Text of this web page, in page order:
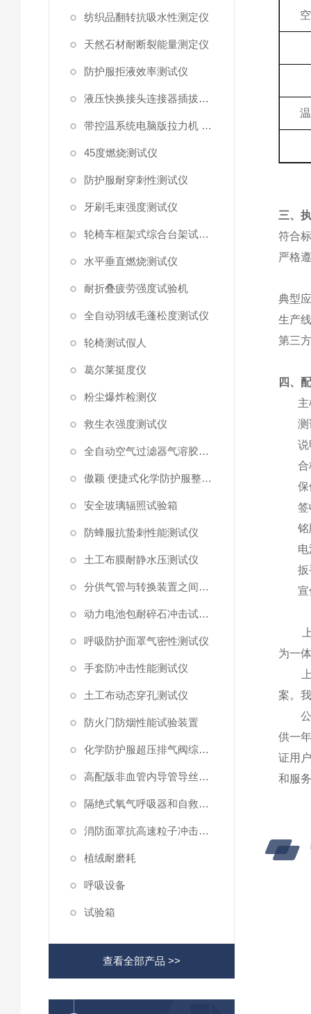
纺织品翻转抗吸水性测定仪
天然石材耐断裂能量测定仪
防护服拒液效率测试仪
液压快换接头连接器插拔泄漏测试仪
带控温系统电脑版拉力机 统电脑版拉力机
45度燃烧测试仪
防护服耐穿刺性测试仪
牙刷毛束强度测试仪
轮椅车框架式综合台架试验机
水平垂直燃烧测试仪
耐折叠疲劳强度试验机
全自动羽绒毛蓬松度测试仪
轮椅测试假人
葛尔莱挺度仪
粉尘爆炸检测仪
救生衣强度测试仪
全自动空气过滤器气溶胶细菌截留测试仪
傲颖 便捷式化学防护服整体气密性测试仪
安全玻璃辐照试验箱
防蜂服抗蛰刺性能测试仪
土工布膜耐静水压测试仪
分供气管与转换装置之间连接强度试验机
动力电池包耐碎石冲击试验机
呼吸防护面罩气密性测试仪
手套防冲击性能测试仪
土工布动态穿孔测试仪
防火门防烟性能试验装置
化学防护服超压排气阀综合性测试仪
高配版非血管内导管导丝滑动性能测试仪
隔绝式氧气呼吸器和自救器二氧化碳吸收率及水分含量测试仪
消防面罩抗高速粒子冲击试验机
植绒耐磨耗
呼吸设备
试验箱
查看全部产品 >>
‌三、
符合
严格
典型
生产
第三
四、
测
说
合
保
签
铭
扳
宣
上海
为一
上海
案。
公司
供一
证用
和服